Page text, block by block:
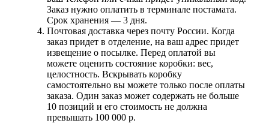
Заказ нужно оплатить в терминале постамата.
Срок хранения — 3 дня.
Почтовая доставка через почту России. Когда
заказ придет в отделение, на ваш адрес придет
извещение о посылке. Перед оплатой вы
можете оценить состояние коробки: вес,
целостность. Вскрывать коробку
самостоятельно вы можете только после оплаты
заказа. Один заказ может содержать не больше
10 позиций и его стоимость не должна
превышать 100 000 р.